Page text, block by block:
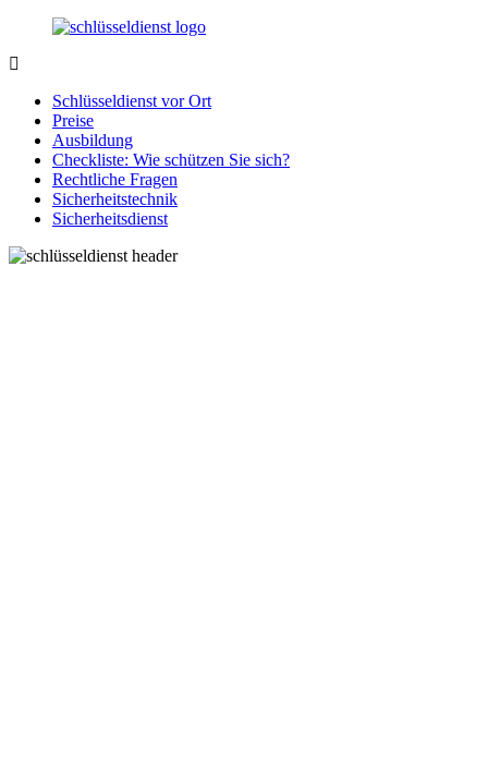
Zurück
Inhalt
Notlage
wird
gelöst!
Schlüsseldienst vor Ort
Preise
Ausbildung
Checkliste: Wie schützen Sie sich?
Rechtliche Fragen
Sicherheitstechnik
Sicherheitsdienst